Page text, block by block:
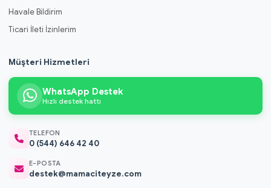
Havale Bildirim
Ticari İleti İzinlerim
Müşteri Hizmetleri
WhatsApp Destek
Hızlı destek hattı
TELEFON
0 (544) 646 42 40
E-POSTA
destek@mamaciteyze.com